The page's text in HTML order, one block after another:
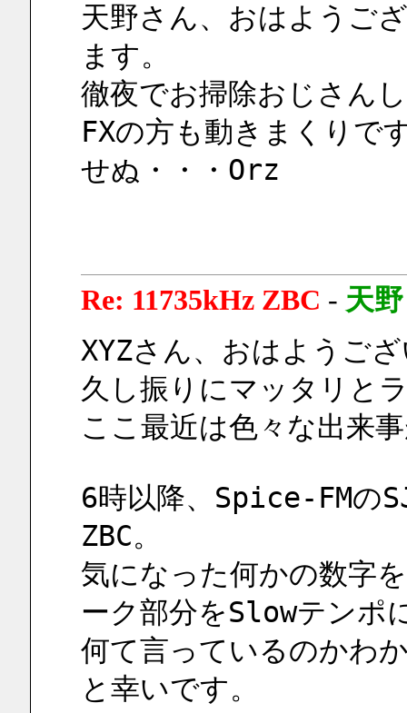
天野さん、おはようご
ます。
徹夜でお掃除おじさん
FXの方も動きまくりで
せぬ・・・Orz
Re: 11735kHz ZBC - 天野
XYZさん、おはようご
久し振りにマッタリと
ここ最近は色々な出来
6時以降、Spice-FMの
ZBC。
気になった何かの数字
ーク部分をSlowテンポ
何て言っているのかわ
と幸いです。